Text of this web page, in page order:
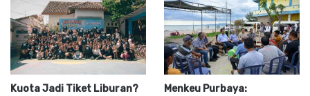
Kuota Jadi Tiket Liburan?
Menkeu Purbaya: